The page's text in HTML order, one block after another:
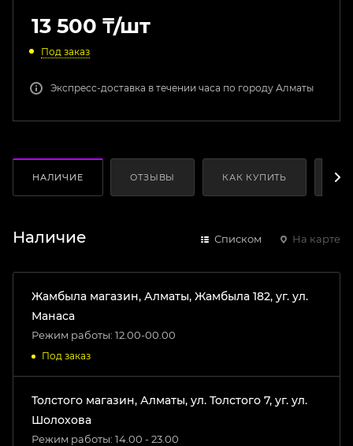
13 500 ₸/шт
Под заказ
Экспресс-доставка в течении часа по городу Алматы
НАЛИЧИЕ ОТЗЫВЫ КАК КУПИТЬ
Наличие Списком На карте
Жамбыла магазин, Алматы, Жамбыла 182, уг. ул.
Манаса
Режим работы: 12.00-00.00
Под заказ
Толстого магазин, Алматы, ул. Толстого 7, уг. ул.
Шолохова
Режим работы: 14.00 - 23.00